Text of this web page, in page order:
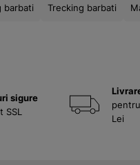
barbati Trecking barbati
sigure
Lei